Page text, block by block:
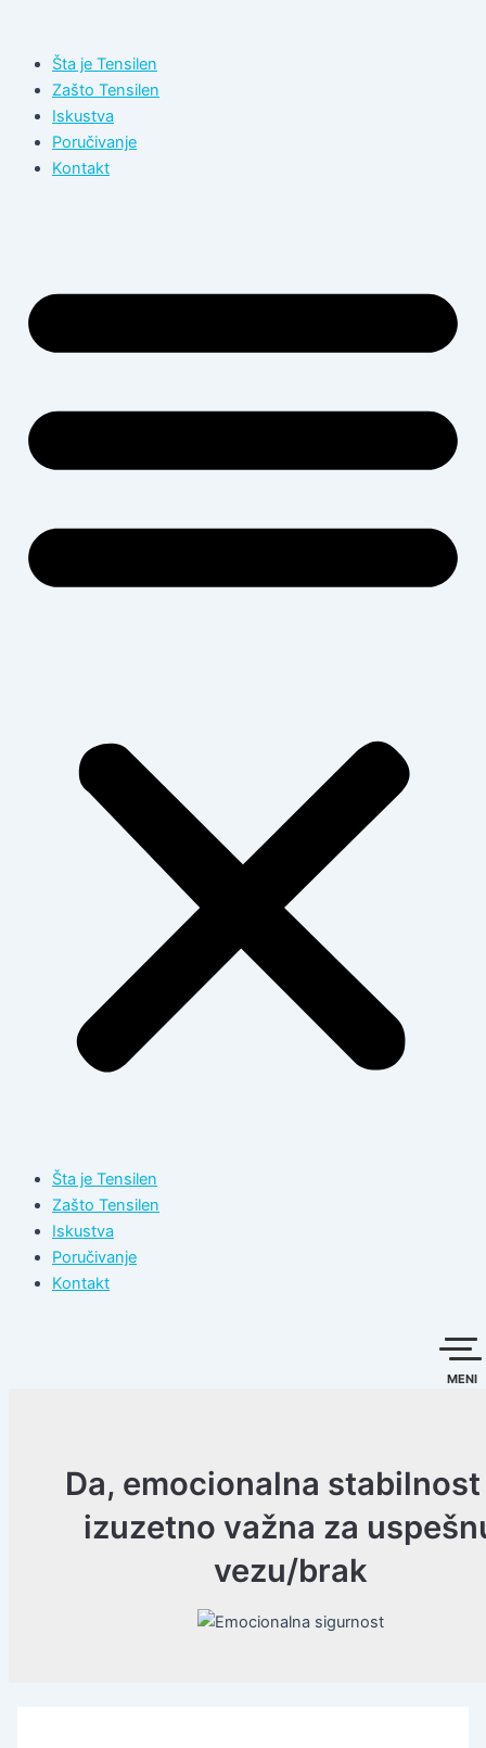
садржајŠta je Tensilen
Zašto Tensilen
Iskustva
Poručivanje
Kontakt
Šta je Tensilen
Zašto Tensilen
Iskustva
Poručivanje
Kontakt
MENI
Da, emocionalna
izuzetno važna za
vezu/brak